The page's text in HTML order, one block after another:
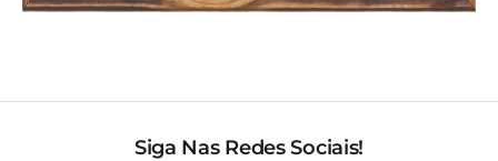
Siga Nas Redes Sociais!